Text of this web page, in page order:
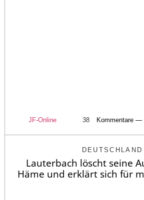
JF-Online 38 Kommentare —
DEUTSCHLAND
Lauterbach löscht seine
Häme und erklärt sich für